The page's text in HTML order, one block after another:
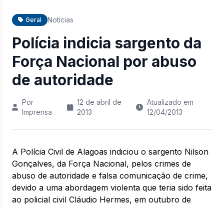
Geral Notícias
Polícia indicia sargento da
Força Nacional por abuso
de autoridade
Por
Imprensa
12 de abril de
2013
Atualizado em
12/04/2013
A Polícia Civil de Alagoas indiciou o sargento Nilson
Gonçalves, da Força Nacional, pelos crimes de
abuso de autoridade e falsa comunicação de crime,
devido a uma abordagem violenta que teria sido feita
ao policial civil Cláudio Hermes, em outubro de